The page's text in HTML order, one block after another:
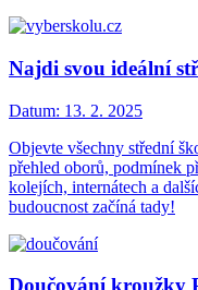
Najdi svou ideální
Datum: 13. 2. 2025
Objevte všechny střední
přehled oborů, podmínek
kolejích, internátech a
budoucnost začíná tady!